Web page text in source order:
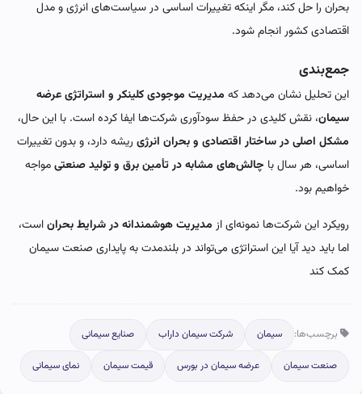
بحران را حل کند، مگر اینکه تغییرات اساسی در سیاست‌های انرژی و مدل
اقتصادی کشور انجام شود.
جمع‌بندی
این تحلیل نشان می‌دهد که مدیریت موجودی کلینکر و استراتژی عرضه
سیمان، نقش کلیدی در حفظ سودآوری شرکت‌ها ایفا کرده است. با این حال،
مشکل اصلی در ساختار اقتصادی و بحران انرژی ریشه دارد، و بدون تغییرات
اساسی، هر سال با چالش‌های مشابه در تأمین برق و تولید صنعتیمواجه
خواهیم بود.
رویکرد این شرکت‌ها نمونه‌ای از مدیریت هوشمندانه در شرایط بحراناست،
اما باید دید آیا این استراتژی می‌تواند در بلندمدت به پایداری صنعت سیمان
کمک کند
برچسب‌ها: سیمان شرکت سیمان داراب صنایع سیمانی
صنعت سیمان عرضه سیمان در بورس قیمت سیمان نمای سیمانی